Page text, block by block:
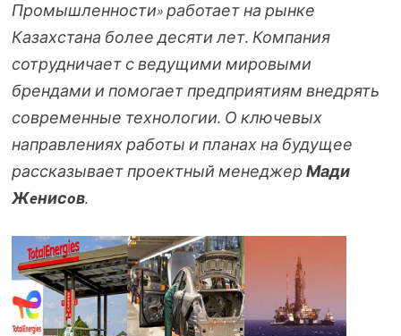
Промышленности» работает на рынке
Казахстана более десяти лет. Компания
сотрудничает с ведущими мировыми
брендами и помогает предприятиям внедрять
современные технологии. О ключевых
направлениях работы и планах на будущее
рассказывает проектный менеджерМади
Жeнисoв.